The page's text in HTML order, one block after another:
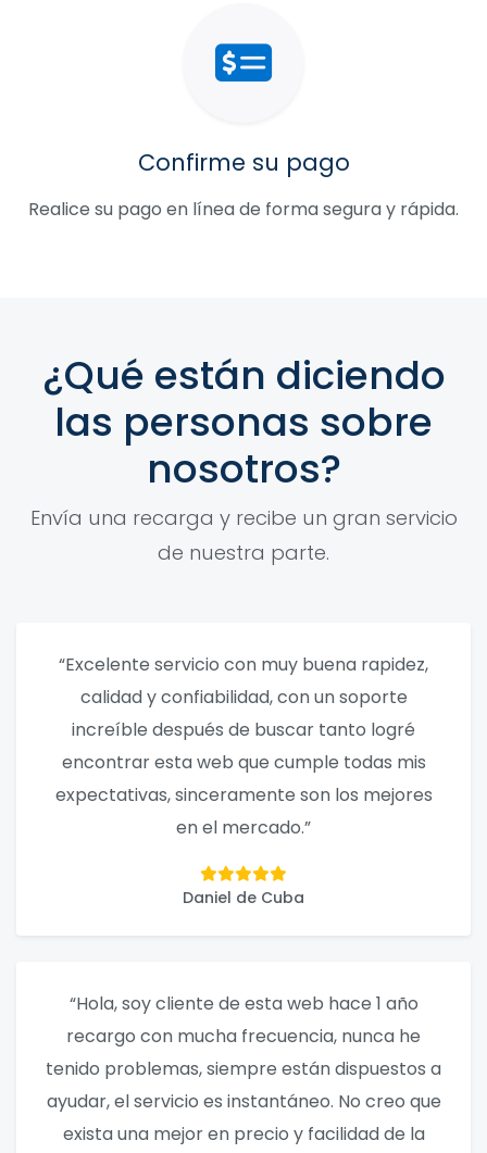
Confirme su pago
Realice su pago en línea de forma segura y rápida.
¿Qué están diciendo
las personas sobre
nosotros?
Envía una recarga y recibe un gran servicio
de nuestra parte.
“Excelente servicio con muy buena rapidez,
calidad y confiabilidad, con un soporte
increíble después de buscar tanto logré
encontrar esta web que cumple todas mis
expectativas, sinceramente son los mejores
en el mercado.”
Daniel de Cuba
“Hola, soy cliente de esta web hace 1 año
recargo con mucha frecuencia, nunca he
tenido problemas, siempre están dispuestos a
ayudar, el servicio es instantáneo. No creo que
exista una mejor en precio y facilidad de la